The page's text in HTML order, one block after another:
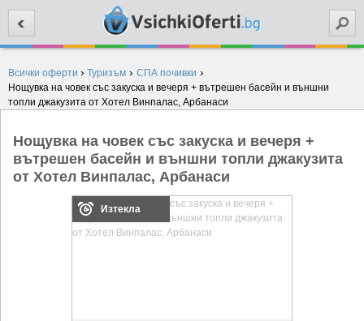
Всички оферти › Туризъм › СПА почивки ›
Нощувка на човек със закуска и вечеря + вътрешен басейн и външни
топли джакузита от Хотел Винпалас, Арбанаси
Нощувка на човек със закуска и вечеря +
вътрешен басейн и външни топли джакузита
от Хотел Винпалас, Арбанаси
Изтекла